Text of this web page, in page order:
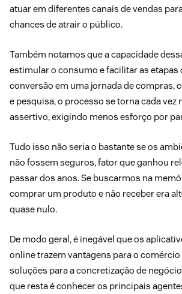
atuar em diferentes canais de vendas
chances de atrair o público.
Também notamos que a capacidade
estimular o consumo e facilitar as etapas
conversão em uma jornada de compras,
e pesquisa, o processo se torna cada vez
assertivo, exigindo menos esforço por
Tudo isso não seria o bastante se os
não fossem seguros, fator que ganhou
passar dos anos. Se buscarmos na
comprar um produto e não receber era
quase nulo.
De modo geral, é inegável que os
online trazem vantagens para o
soluções para a concretização de
que resta é conhecer os principais